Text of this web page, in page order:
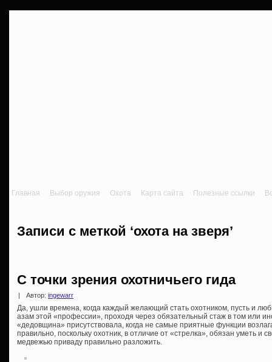
Главная Выбор оружия Охота Карта сайта Полезные ссылки
Записи с меткой ‘охота на зверя’
С точки зрения охотничьего гида
Автор: ingewarr
Да, ушли времена, когда каждый желающий стать охотником, пусть и
азам этой «профессии», проходя через обязательный стаж в том или
«дедовщина» присутствовала, когда не самые приятные функции
правильно, поскольку охотник, в отличие от «стрелка», обязан уметь и
медвежью приваду правильно разложить.